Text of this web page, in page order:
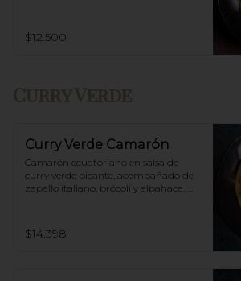
$12.500
Curry Verde
Curry Verde Camarón
Camarón ecuatoriano en salsa de
curry verde picante, acompañado de
zapallo italiano, brócoli y albahaca,
$14.398